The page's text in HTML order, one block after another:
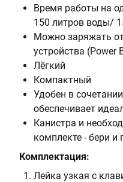
Время работы на
150 литров воды/
Можно заряжать
устройства (Power
Лёгкий
Компактный
Удобен в
обеспечивает
Канистра и
комплекте - бери и
Комплектация:
Лейка узкая с